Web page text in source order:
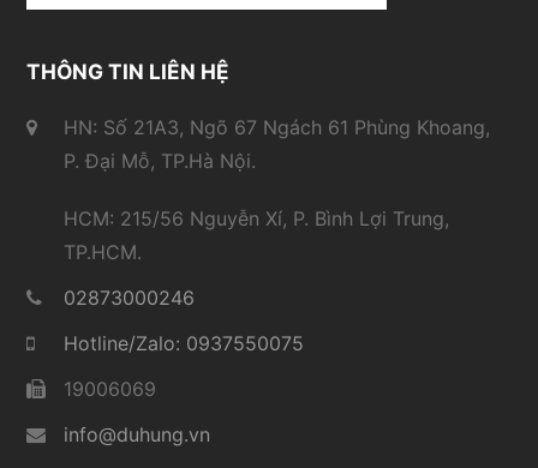
THÔNG TIN LIÊN HỆ
HN: Số 21A3, Ngõ 67 Ngách 61 Phùng Khoang,
P. Đại Mỗ, TP.Hà Nội.
HCM: 215/56 Nguyễn Xí, P. Bình Lợi Trung,
TP.HCM.
02873000246
Hotline/Zalo: 0937550075
19006069
info@duhung.vn